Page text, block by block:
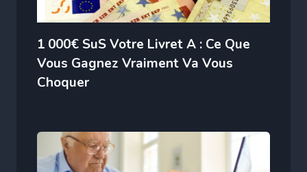
1 000€ SuS Votre Livret A : Ce Que
Vous Gagnez Vraiment Va Vous
Choquer